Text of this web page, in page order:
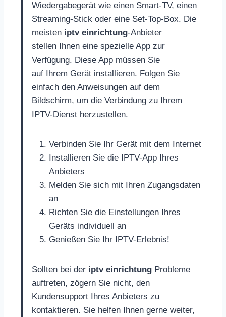
Wiedergabegerät wie einen Smart-TV, einen
Streaming-Stick oder eine Set-Top-Box. Die
meisten iptv einrichtung-Anbieter
stellen Ihnen eine spezielle App zur
Verfügung. Diese App müssen Sie
auf Ihrem Gerät installieren. Folgen Sie
einfach den Anweisungen auf dem
Bildschirm, um die Verbindung zu Ihrem
IPTV-Dienst herzustellen.
Verbinden Sie Ihr Gerät mit dem Internet
Installieren Sie die IPTV-App Ihres
Anbieters
Melden Sie sich mit Ihren Zugangsdaten
an
Richten Sie die Einstellungen Ihres
Geräts individuell an
Genießen Sie Ihr IPTV-Erlebnis!
Sollten bei der iptv einrichtung Probleme
auftreten, zögern Sie nicht, den
Kundensupport Ihres Anbieters zu
kontaktieren. Sie helfen Ihnen gerne weiter,